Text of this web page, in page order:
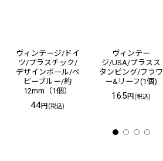
ヴィンテージ/ドイ
ツ/プラスチック/
デザインボール/ベ
ビーブルー/約
12mm（1個）
44円(税込)
ヴィンテー
ジ/USA/ブラスス
タンピング/フラワ
ー&リーフ(1個)
165円(税込)